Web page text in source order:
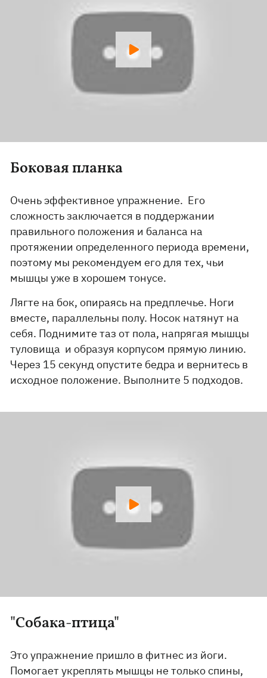
Боковая планка
Очень эффективное упражнение. Его
сложность заключается в поддержании
правильного положения и баланса на
протяжении определенного периода времени,
поэтому мы рекомендуем его для тех, чьи
мышцы уже в хорошем тонусе.
Лягте на бок, опираясь на предплечье. Ноги
вместе, параллельны полу. Носок натянут на
себя. Поднимите таз от пола, напрягая мышцы
туловища и образуя корпусом прямую линию.
Через 15 секунд опустите бедра и вернитесь в
исходное положение. Выполните 5 подходов.
"Собака-птица"
Это упражнение пришло в фитнес из йоги.
Помогает укреплять мышцы не только спины,